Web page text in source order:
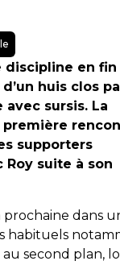
discipline en
huis clos
sursis. La
première
supporters
suite à son
prochaine dans
habituels
second plan,